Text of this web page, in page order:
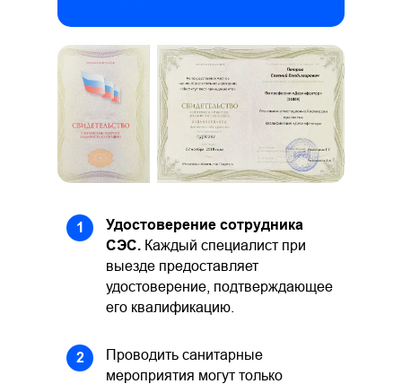
1
Удостоверение сотрудника
СЭС. Каждый специалист при
выезде предоставляет
удостоверение, подтверждающее
его квалификацию.
2
Проводить санитарные
мероприятия могут только